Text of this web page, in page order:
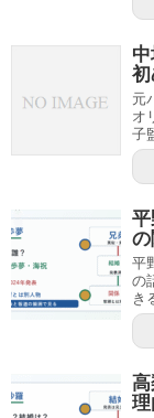
元
オ
子
の
平
の
き